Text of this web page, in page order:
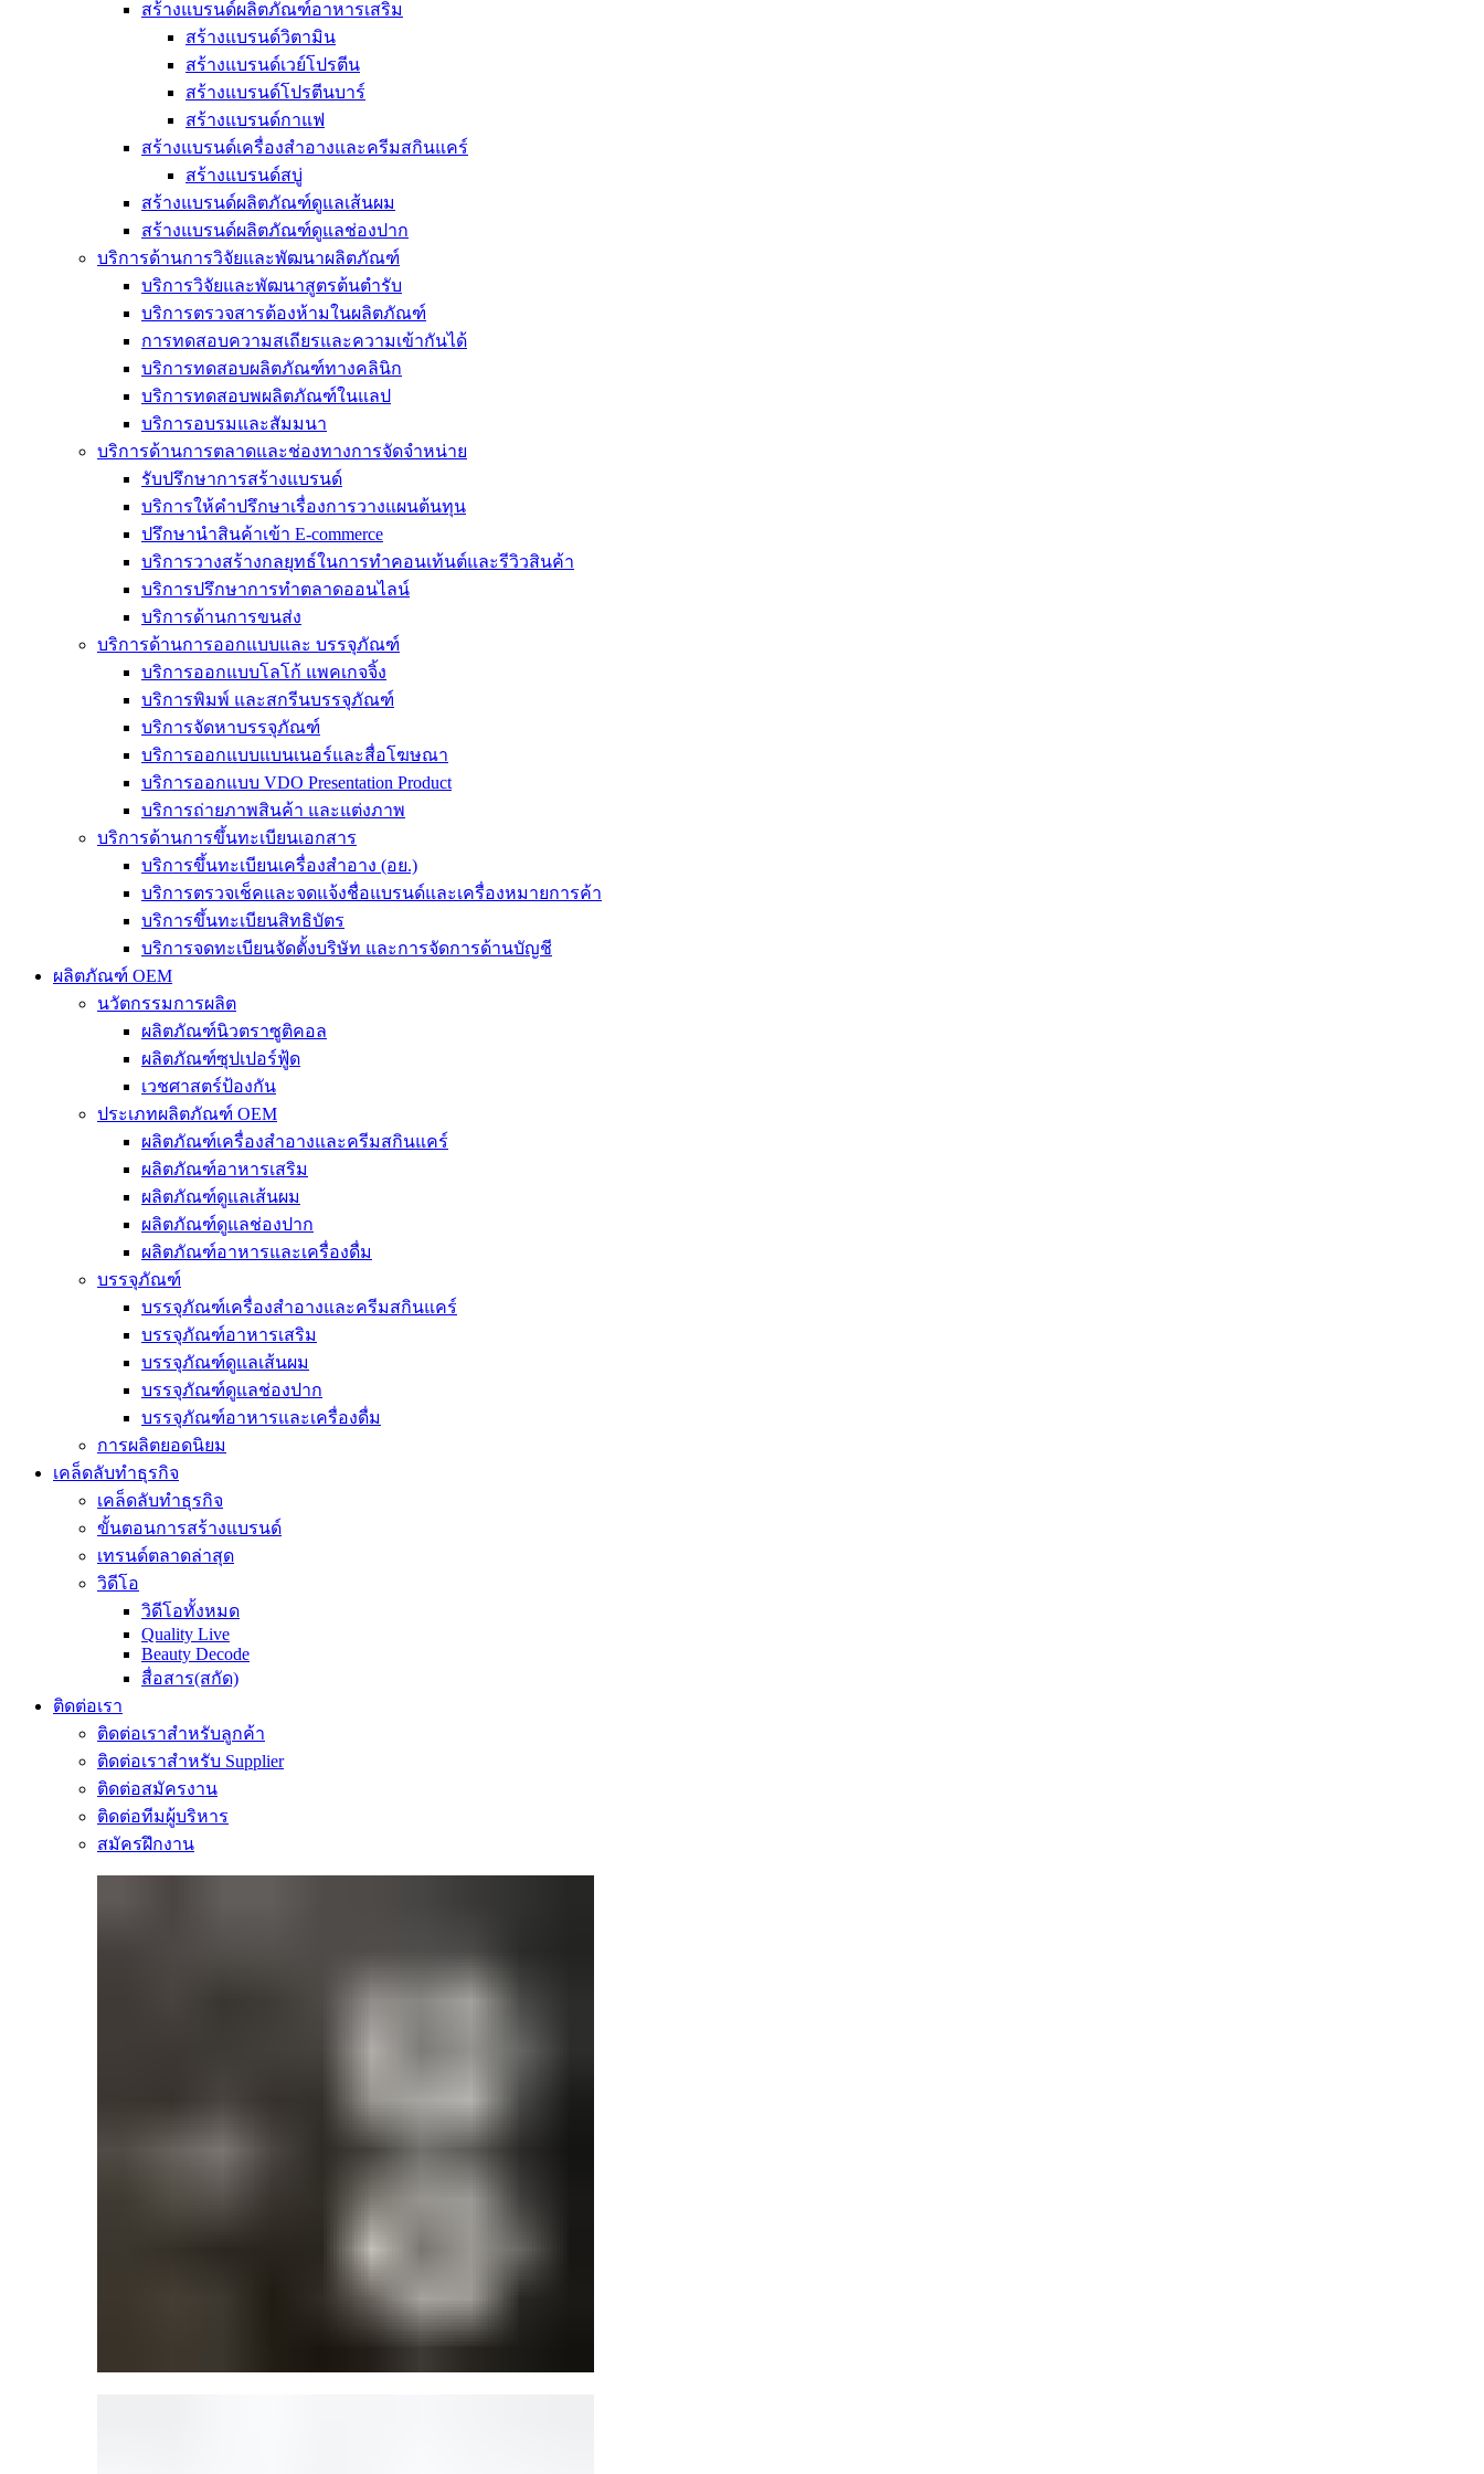
สร้างแบรนด์ผลิตภัณฑ์อาหารเสริม
สร้างแบรนด์วิตามิน
สร้างแบรนด์เวย์โปรตีน
สร้างแบรนด์โปรตีนบาร์
สร้างแบรนด์กาแฟ
สร้างแบรนด์เครื่องสำอางและครีมสกินแคร์
สร้างแบรนด์สบู่
สร้างแบรนด์ผลิตภัณฑ์ดูแลเส้นผม
สร้างแบรนด์ผลิตภัณฑ์ดูแลช่องปาก
บริการด้านการวิจัยและพัฒนาผลิตภัณฑ์
บริการวิจัยและพัฒนาสูตรต้นตำรับ
บริการตรวจสารต้องห้ามในผลิตภัณฑ์
การทดสอบความสเถียรและความเข้ากันได้
บริการทดสอบผลิตภัณฑ์ทางคลินิก
บริการทดสอบพผลิตภัณฑ์ในแลป
บริการอบรมและสัมมนา
บริการด้านการตลาดและช่องทางการจัดจำหน่าย
รับปรึกษาการสร้างแบรนด์
บริการให้คำปรึกษาเรื่องการวางแผนต้นทุน
ปรึกษานำสินค้าเข้า E-commerce
บริการวางสร้างกลยุทธ์ในการทำคอนเท้นต์และรีวิวสินค้า
บริการปรึกษาการทำตลาดออนไลน์
บริการด้านการขนส่ง
บริการด้านการออกแบบและ บรรจุภัณฑ์
บริการออกแบบโลโก้ แพคเกจจิ้ง
บริการพิมพ์ และสกรีนบรรจุภัณฑ์
บริการจัดหาบรรจุภัณฑ์
บริการออกแบบแบนเนอร์และสื่อโฆษณา
บริการออกแบบ VDO Presentation Product
บริการถ่ายภาพสินค้า และแต่งภาพ
บริการด้านการขึ้นทะเบียนเอกสาร
บริการขึ้นทะเบียนเครื่องสำอาง (อย.)
บริการตรวจเช็คและจดแจ้งชื่อแบรนด์และเครื่องหมายการค้า
บริการขึ้นทะเบียนสิทธิบัตร
บริการจดทะเบียนจัดตั้งบริษัท และการจัดการด้านบัญชี
ผลิตภัณฑ์ OEM
นวัตกรรมการผลิต
ผลิตภัณฑ์นิวตราซูติคอล
ผลิตภัณฑ์ซุปเปอร์ฟู้ด
เวชศาสตร์ป้องกัน
ประเภทผลิตภัณฑ์ OEM
ผลิตภัณฑ์เครื่องสำอางและครีมสกินแคร์
ผลิตภัณฑ์อาหารเสริม
ผลิตภัณฑ์ดูแลเส้นผม
ผลิตภัณฑ์ดูแลช่องปาก
ผลิตภัณฑ์อาหารและเครื่องดื่ม
บรรจุภัณฑ์
บรรจุภัณฑ์เครื่องสำอางและครีมสกินแคร์
บรรจุภัณฑ์อาหารเสริม
บรรจุภัณฑ์ดูแลเส้นผม
บรรจุภัณฑ์ดูแลช่องปาก
บรรจุภัณฑ์อาหารและเครื่องดื่ม
การผลิตยอดนิยม
เคล็ดลับทำธุรกิจ
เคล็ดลับทำธุรกิจ
ขั้นตอนการสร้างแบรนด์
เทรนด์ตลาดล่าสุด
วิดีโอ
วิดีโอทั้งหมด
Quality Live
Beauty Decode
สื่อสาร(สกัด)
ติดต่อเรา
ติดต่อเราสำหรับลูกค้า
ติดต่อเราสำหรับ Supplier
ติดต่อสมัครงาน
ติดต่อทีมผู้บริหาร
สมัครฝึกงาน